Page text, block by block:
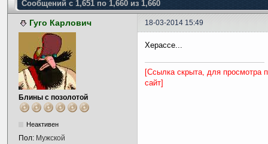
Сообщений с 1,651 по 1,660 из 1,660
Гуго Карлович 18-03-2014 15:49
Блины с позолотой
Неактивен
Пол: Мужской
Херассе...
[Ссылка скрыта, для просмотра
сайт]